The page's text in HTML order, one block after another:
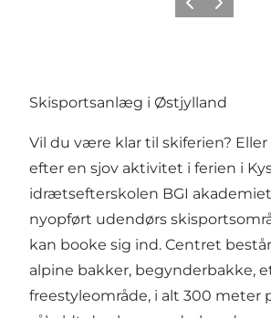
ForrigeNæste
Skisportsanlæg i Østjylland
Vil du være klar til skiferien?
efter en sjov aktivitet i ferien i
idrætsefterskolen BGI
nyopført udendørs
kan booke sig ind. Centret
alpine bakker, begynderbakke,
freestyleområde, i alt 300 meter